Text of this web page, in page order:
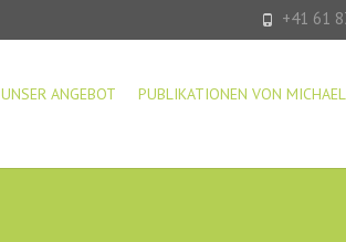
+41 61
UNSER ANGEBOT PUBLIKATIONEN VON MICHAEL